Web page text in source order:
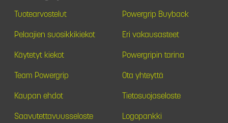
Tuotearvostelut Powergrip Buyback
Pelaajien suosikkikiekot Eri vakausasteet
Käytetyt kiekot Powergripin tarina
Team Powergrip Ota yhteyttä
Kaupan ehdot Tietosuojaseloste
Saavutettavuusseloste Logopankki